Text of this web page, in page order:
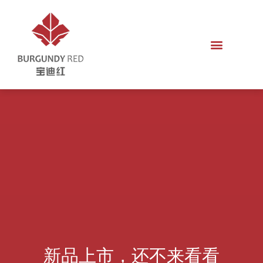
新品上市，还不来看看